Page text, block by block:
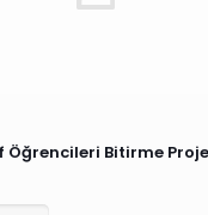
Öğrencileri Bitirme